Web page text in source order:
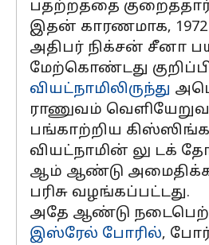
பதற்றத்தை
இதன் காரணமாக,
அதிபர் நிக்சன் சீனா
மேற்கொண்டது
வியட்நாமிலிருந்து
ராணுவம்
பங்காற்றிய
வியட்நாமின் லு டக்
ஆம் ஆண்டு
பரிசு வழங்கப்பட்டது.
அதே ஆண்டு
இஸ்ரேல் போரில், போர்